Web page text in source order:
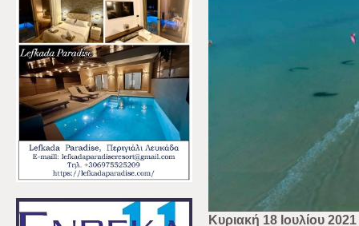
Κυριακή 18 Ιουλίου 2021